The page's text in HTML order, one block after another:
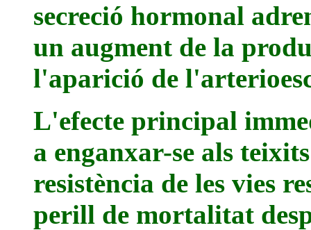
secreció hormonal
un augment de la
l'aparició de
L'efecte principal
a enganxar-se als
resistència de les vies
perill de mortalitat